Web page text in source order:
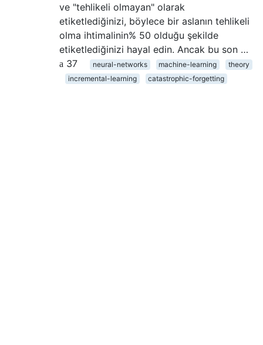
ve "tehlikeli olmayan" olarak
etiketlediğinizi, böylece bir aslanın tehlikeli
olma ihtimalinin% 50 olduğu şekilde
etiketlediğinizi hayal edin. Ancak bu son …
37
neural-networks machine-learning
theory
incremental-learning
catastrophic-forgetting